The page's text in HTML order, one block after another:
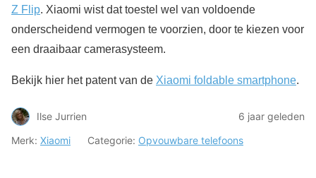
Z Flip. Xiaomi wist dat toestel wel van voldoende
onderscheidend vermogen te voorzien, door te kiezen voor
een draaibaar camerasysteem.
Bekijk hier het patent van de Xiaomi foldable smartphone.
Ilse Jurrien
6 jaar geleden
Merk: Xiaomi Categorie: Opvouwbare telefoons